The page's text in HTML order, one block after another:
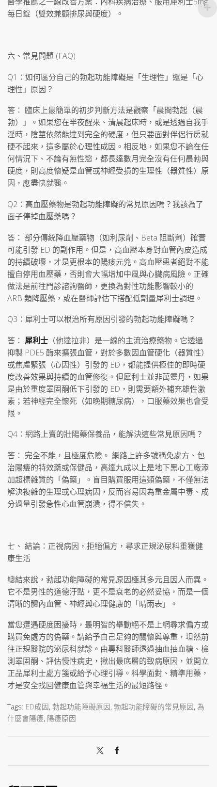
每日錠（雙效兼顧排尿與硬度）。
六、常見問題 (FAQ)
Q1：如何區分自己的勃起功能障礙是「生理性」還是「心
理性」原因？
答： 臨床上最簡單的初步判斷方法是觀察「晨間勃起（晨
勃）」。如果您在半夜醒來、清晨起床時，或是透過自我手
淫時，陰莖依然能達到完全的硬度，但只要面對伴侶行房就
硬不起來，這多屬於心理性成因。相反地，如果您不論在任
何情況下、不論有無性慾，都長達數月完全沒有任何晨勃與
硬度，則高度懷疑是血管或神經受損的生理性（器質性）原
因，應盡快就醫。
Q2：高血壓藥物是勃起功能障礙的常見原因嗎？我該為了
面子停掉血壓藥嗎？
答： 部分傳統降血壓藥物（如利尿劑、Beta 阻斷劑）確實
可能引發 ED 的副作用。但是，高血壓本身對血管內皮造成
的持續破壞，才是更根本的陽痿元兇。高血壓患者絕對不能
擅自停用血壓藥，否則會大幅增加中風與心臟病風險。正確
做法是前往門診諮詢醫師，更換為對性功能影響較小的
ARB 類降壓藥，或在醫師評估下搭配低劑量犀利士調理。
Q3：犀利士可以根治所有原因引發的勃起功能障礙嗎？
答： 犀利士 （他達拉非）是一線的主流治療藥物。它透過
抑製 PDE5 酶來擴張血管，對於多數因血管硬化（器質性）
或焦慮緊張（心因性）引發的 ED，都能提供極佳的即時硬
度改善效果與持續的血管修復。但犀利士並非萬靈丹，如果
是由於重度睪固酮低下引發的 ED，則需要額外補充雄性激
素；若神經完全懷死（如晚期糖尿病），口服藥效果也會受
限。
Q4：網路上賣的壯陽藥保養品，能解決這些常見原因嗎？
答： 完全不能，且極度危險。 網路上許多號稱免處方、包
治陽痿的特效藥或保健品，高達九成以上是地下黑心工廠添
加超標雜質的「偽藥」。盲目購買服用這類偽藥，不僅無法
解決複雜的生理或心理病因，反而容易因為重金屬中毒、成
分過量引發急性心血管崩潰，得不償失。
七、 結論：正視病因，拒絕偏方，尋求正規泌尿科重獲健
康生活
總結來說，勃起功能障礙的常見原因極其多元且因人而異。
它不是男性的道德汙點，更不是衰老的必然妥協，而是一個
清晰的體內血管、神經與心理健康的「晴雨表」。
當您遭遇硬度困擾時，最明智的舉動絕不是上網尋求偏方或
購買免處方的偽藥。請給予自己足夠的關懷與尊重，坦然前
往正規醫院的泌尿科就診。由專科醫師透過抽血抽血糖、檢
測睪固酮、評估慢性病史，揪出最底層的致病原因，並開立
正品犀利士處方箋或給予心理引導。科學面對、精準用藥，
才是安全找回健康血管與幸福生活的最短路徑。
Tags: ED成因, 勃起功能障礙原因, 勃起功能障礙的常見原因, 為
什麼會陽痿, 陽痿原因